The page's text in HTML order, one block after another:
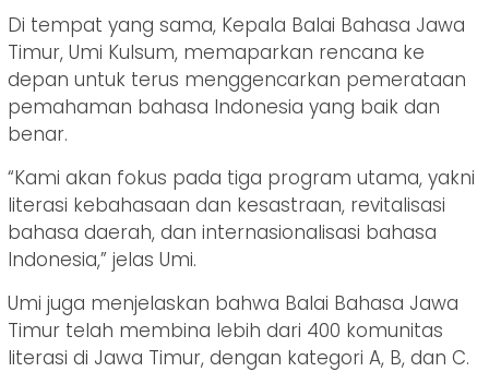
Di tempat yang sama, Kepala Balai Bahasa Jawa
Timur, Umi Kulsum, memaparkan rencana ke
depan untuk terus menggencarkan pemerataan
pemahaman bahasa Indonesia yang baik dan
benar.
“Kami akan fokus pada tiga program utama, yakni
literasi kebahasaan dan kesastraan, revitalisasi
bahasa daerah, dan internasionalisasi bahasa
Indonesia,” jelas Umi.
Umi juga menjelaskan bahwa Balai Bahasa Jawa
Timur telah membina lebih dari 400 komunitas
literasi di Jawa Timur, dengan kategori A, B, dan C.